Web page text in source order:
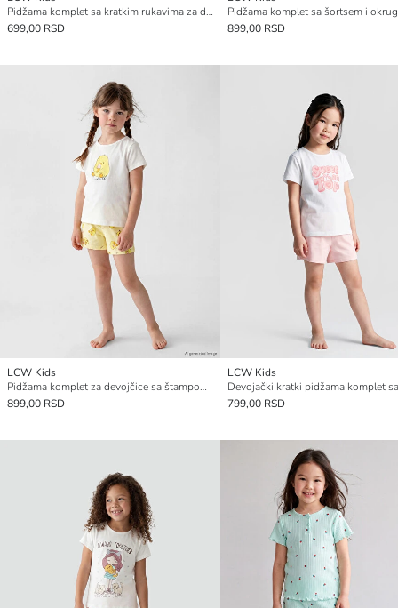
Pidžama komplet sa kratkim rukavima za devojčice sa okruglim izrezom i štampom
699,00 RSD
899,00 RSD
LCW Kids
Pidžama komplet za devojčice sa štampom pilića
899,00 RSD
LCW Kids
799,00 RSD